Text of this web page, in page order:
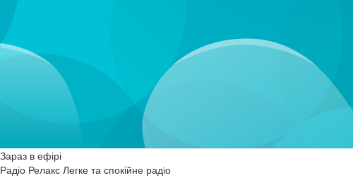
Зараз в ефірі
Радіо Релакс Легке та спокійне радіо